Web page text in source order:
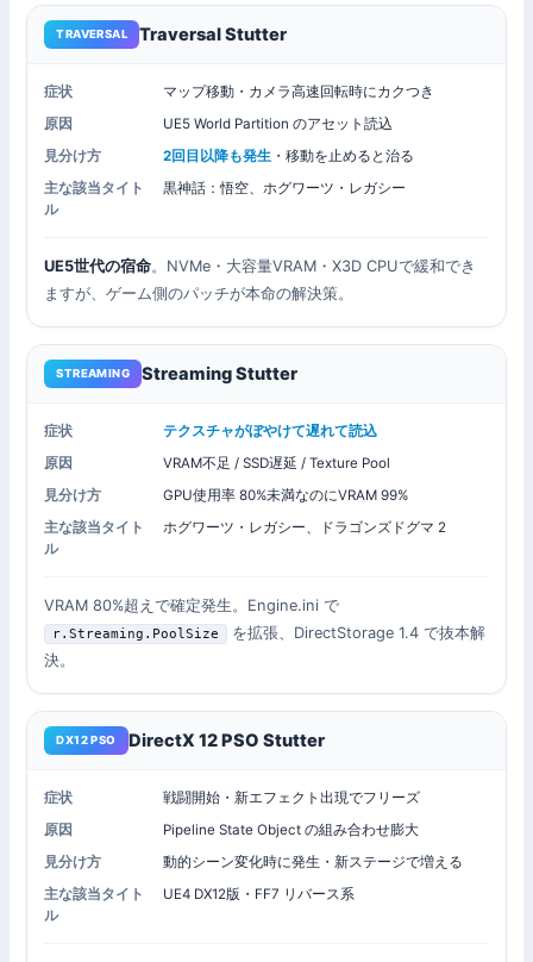
TRAVERSAL Traversal Stutter
症状
マップ移動・カメラ高速回転時にカクつき
原因
UE5 World Partition のアセット読込
見分け方
2回目以降も発生 ・移動を止めると治る
主な該当タイト
ル
黒神話：悟空、ホグワーツ・レガシー
UE5世代の宿命。NVMe・大容量VRAM・X3D CPUで緩和でき
ますが、ゲーム側のパッチが本命の解決策。
STREAMING Streaming Stutter
症状
テクスチャがぼやけて遅れて読込
原因
VRAM不足 / SSD遅延 / Texture Pool
見分け方
GPU使用率 80%未満なのにVRAM 99%
主な該当タイト
ル
ホグワーツ・レガシー、ドラゴンズドグマ 2
VRAM 80%超えで確定発生。Engine.ini で
r.Streaming.PoolSize
を拡張、DirectStorage 1.4 で抜本解
決。
DX12 PSO DirectX 12 PSO Stutter
症状
戦闘開始・新エフェクト出現でフリーズ
原因
Pipeline State Object の組み合わせ膨大
見分け方
動的シーン変化時に発生・新ステージで増える
主な該当タイト
ル
UE4 DX12版・FF7 リバース系